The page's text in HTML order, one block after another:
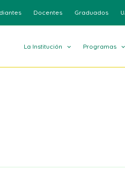
Docentes Graduados
La Institución Programas